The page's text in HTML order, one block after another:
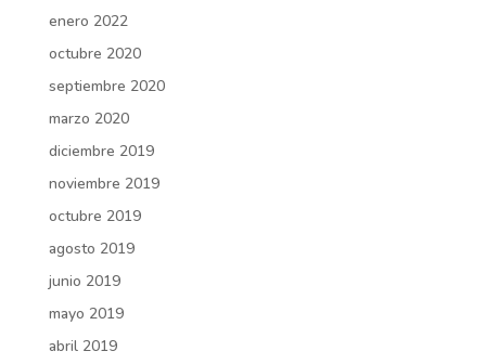
enero 2022
octubre 2020
septiembre 2020
marzo 2020
diciembre 2019
noviembre 2019
octubre 2019
agosto 2019
junio 2019
mayo 2019
abril 2019